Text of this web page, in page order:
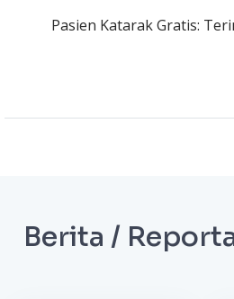
Pasien Katarak Gratis:
Berita /